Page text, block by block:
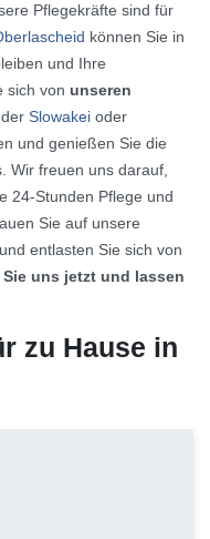
Pflegekräfte sind für
können Sie in
und Ihre
sich von unseren
Slowakei oder
und genießen Sie die
Wir freuen uns darauf,
24-Stunden Pflege und
Sie auf unsere
entlasten Sie sich von
uns jetzt und lassen
zu Hause in